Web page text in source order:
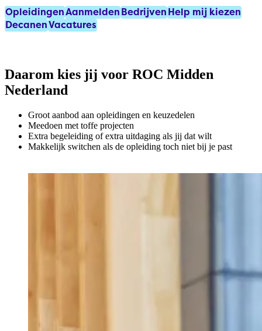
OpleidingenAanmeldenBedrijvenHelp mij kiezen
DecanenVacatures
Daarom kies jij voor ROC Midden
Nederland
Groot aanbod aan opleidingen en keuzedelen
Meedoen met toffe projecten
Extra begeleiding of extra uitdaging als jij dat wilt
Makkelijk switchen als de opleiding toch niet bij je past